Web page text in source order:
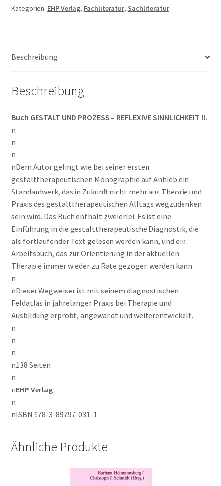
PROZESS
II.
Kategorien: EHP Verlag, Fachliteratur, Sachliteratur
Beschreibung
Beschreibung
Buch GESTALT UND PROZESS – REFLEXIVE SINNLICHKEIT II.
n
n
n
nDem Autor gelingt wie bei seiner ersten
gestalttherapeutischen Monographie auf Anhieb ein
Standardwerk, das in Zukunft nicht mehr aus Theorie und
Praxis des gestalttherapeutischen Alltags wegzudenken
sein wird. Das Buch enthält zweierlei: Es ist eine
Einführung in die gestalttherapeutische Diagnostik, die
als fortlaufender Text gelesen werden kann, und ein
Arbeitsbuch, das zur Orientierung in der aktuellen
Therapie immer wieder zu Rate gezogen werden kann.
n
nDieser Wegweiser ist mit seinem diagnostischen
Feldatlas in jahrelanger Praxis bei Therapie und
Ausbildung erprobt, angewandt und weiterentwickelt.
n
n
n
n138 Seiten
n
nEHP Verlag
n
nISBN 978-3-89797-031-1
Ähnliche Produkte